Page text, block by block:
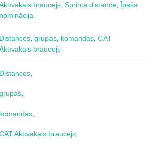
braucējs Sprinta distance Īpašā
nominācija
Distances grupas komandas CAT
braucējs
Distances
komandas
Aktīvākais braucējs